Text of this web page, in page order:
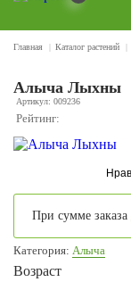
Главная Каталог растений
Алыча Лыхны
Артикул: 009236
Рейтинг:
При сумме заказа
Категория: Алыча
Возраст